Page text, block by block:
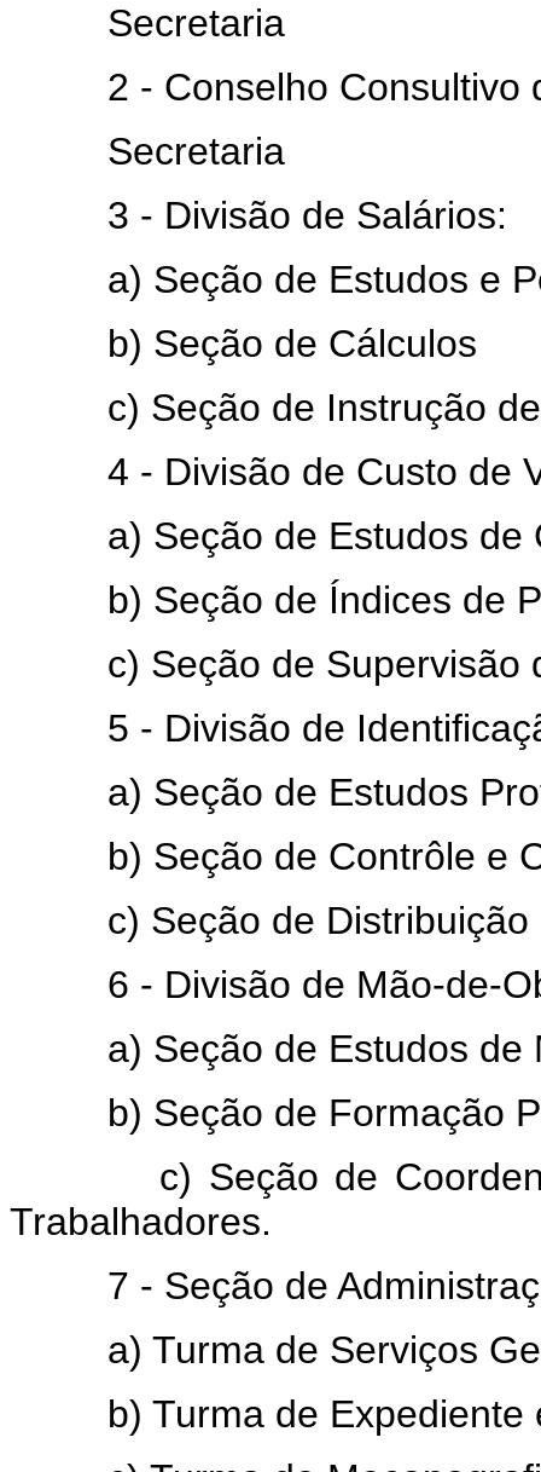
Secretaria
2 - Conselho Consultivo
Secretaria
3 - Divisão de Salários:
a) Seção de Estudos e
b) Seção de Cálculos
c) Seção de Instrução de
4 - Divisão de Custo de
a) Seção de Estudos de
b) Seção de Índices de
c) Seção de Supervisão
5 - Divisão de
a) Seção de Estudos
b) Seção de Contrôle e
c) Seção de Distribuição
6 - Divisão de Mão-de-
a) Seção de Estudos de
b) Seção de Formação
c) Seção de
Trabalhadores.
7 - Seção de
a) Turma de Serviços
b) Turma de Expediente